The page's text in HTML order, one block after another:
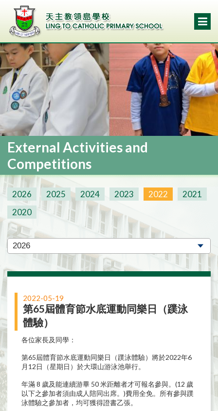
External Activities and
Competitions
2026 2025 2024 2023 2022
2021
2020
2022-05-19
第65屆體育節水底運動同樂日（蹼泳
體驗）
各位家長及同學：
第65屆體育節水底運動同樂日（蹼泳體驗）將於2022年6
月12日（星期日）於大環山游泳池舉行。
年滿 8 歲及能連續游畢 50 米距離者才可報名參與。(12 歲
以下之參加者須由成人陪同出席。)費用全免。所有參與蹼
泳體驗之參加者，均可獲得證書乙張。